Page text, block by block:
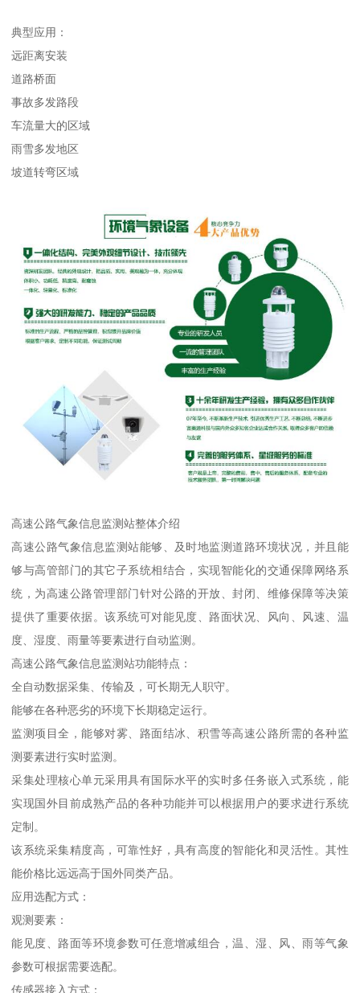
典型应用：
远距离安装
道路桥面
事故多发路段
车流量大的区域
雨雪多发地区
坡道转弯区域
高速公路气象信息监测站整体介绍
高速公路气象信息监测站能够、及时地监测道路环境状况，并且能
够与高管部门的其它子系统相结合，实现智能化的交通保障网络系
统，为高速公路管理部门针对公路的开放、封闭、维修保障等决策
提供了重要依据。该系统可对能见度、路面状况、风向、风速、温
度、湿度、雨量等要素进行自动监测。
高速公路气象信息监测站功能特点：
全自动数据采集、传输及，可长期无人职守。
能够在各种恶劣的环境下长期稳定运行。
监测项目全，能够对雾、路面结冰、积雪等高速公路所需的各种监
测要素进行实时监测。
采集处理核心单元采用具有国际水平的实时多任务嵌入式系统，能
实现国外目前成熟产品的各种功能并可以根据用户的要求进行系统
定制。
该系统采集精度高，可靠性好，具有高度的智能化和灵活性。其性
能价格比远远高于国外同类产品。
应用选配方式：
观测要素：
能见度、路面等环境参数可任意增减组合，温、湿、风、雨等气象
参数可根据需要选配。
传感器接入方式：